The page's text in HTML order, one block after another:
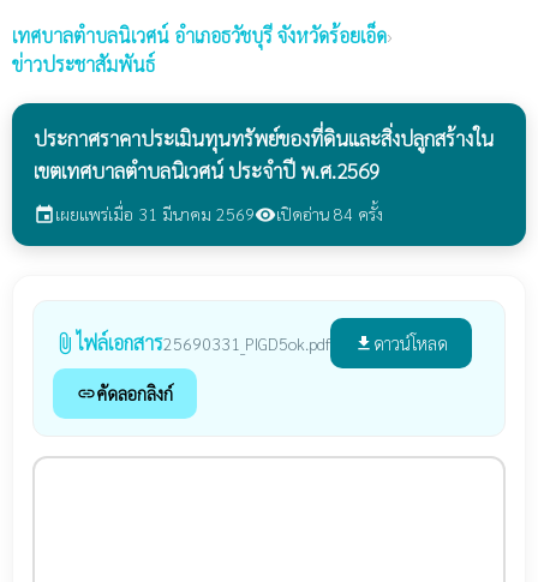
เทศบาลตำบลนิเวศน์ อำเภอธวัชบุรี จังหวัดร้อยเอ็ด›
ข่าวประชาสัมพันธ์
ประกาศราคาประเมินทุนทรัพย์ของที่ดินและสิ่งปลูกสร้างใน
เขตเทศบาลตำบลนิเวศน์ ประจำปี พ.ศ.2569
eventเผยแพร่เมื่อ 31 มีนาคม 2569visibilityเปิดอ่าน 84 ครั้ง
attach_file ไฟล์เอกสาร25690331_PIGD5ok.pdf file_download ดาวน์โหลด
linkคัดลอกลิงก์